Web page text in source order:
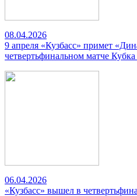
08.04.2026
9 апреля «Кузбасс» примет
четвертьфинальном матче
06.04.2026
«Кузбасс» вышел в